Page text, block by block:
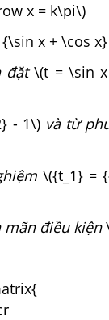
x = k\pi\)
x + \cos
đặt\(t = \sin
- 1\)và từ
\({t_1} =
mãn điều kiện